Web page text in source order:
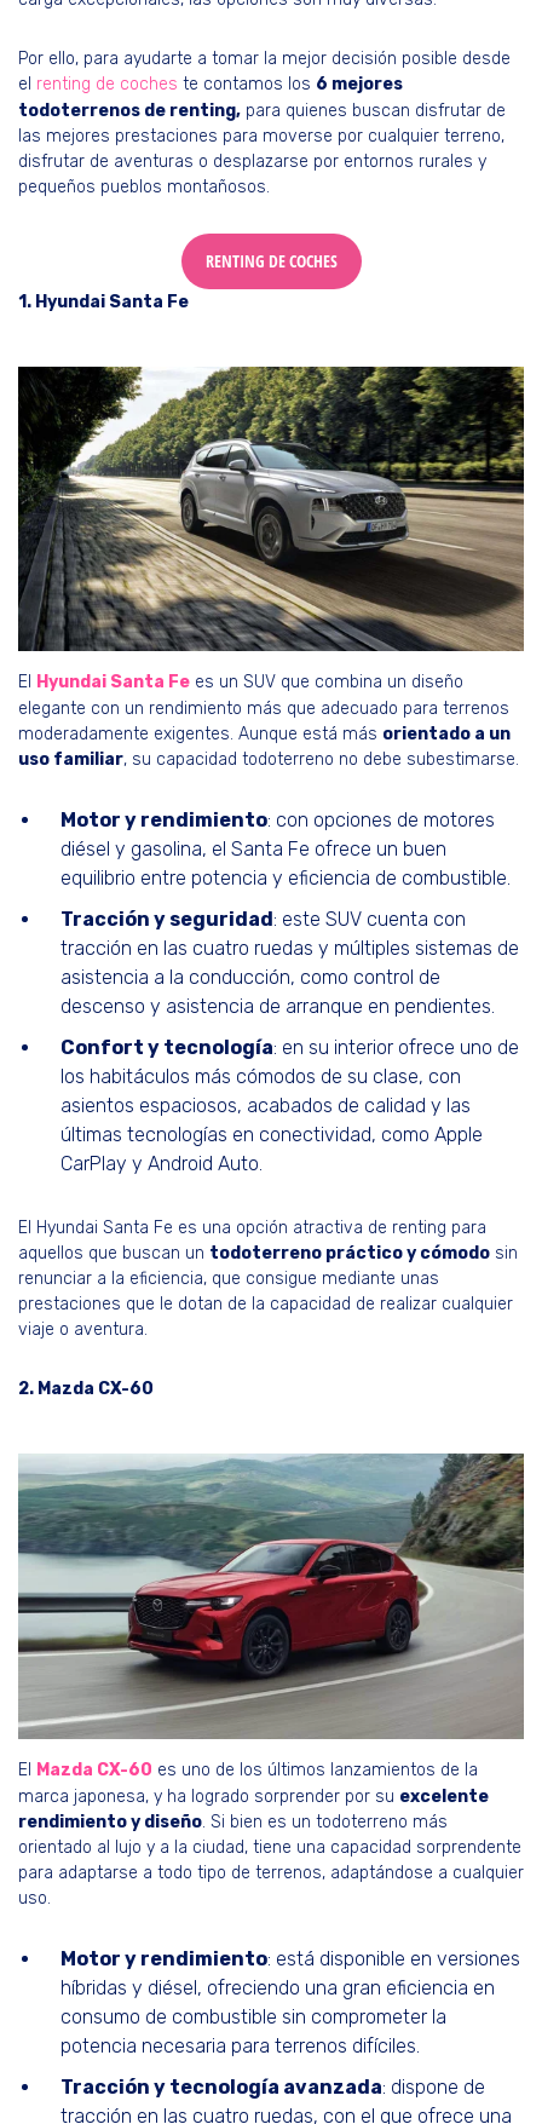
Por ello, para ayudarte a tomar la mejor decisión posible desde
el renting de coches te contamos los 6 mejores
todoterrenos de renting, para quienes buscan disfrutar de
las mejores prestaciones para moverse por cualquier terreno,
disfrutar de aventuras o desplazarse por entornos rurales y
pequeños pueblos montañosos.
RENTING DE COCHES
1. Hyundai Santa Fe
El Hyundai Santa Fe es un SUV que combina un diseño
elegante con un rendimiento más que adecuado para terrenos
moderadamente exigentes. Aunque está más orientado a un
uso familiar, su capacidad todoterreno no debe subestimarse.
Motor y rendimiento: con opciones de motores
diésel y gasolina, el Santa Fe ofrece un buen
equilibrio entre potencia y eficiencia de combustible.
Tracción y seguridad: este SUV cuenta con
tracción en las cuatro ruedas y múltiples sistemas de
asistencia a la conducción, como control de
descenso y asistencia de arranque en pendientes.
Confort y tecnología: en su interior ofrece uno de
los habitáculos más cómodos de su clase, con
asientos espaciosos, acabados de calidad y las
últimas tecnologías en conectividad, como Apple
CarPlay y Android Auto.
El Hyundai Santa Fe es una opción atractiva de renting para
aquellos que buscan un todoterreno práctico y cómodo sin
renunciar a la eficiencia, que consigue mediante unas
prestaciones que le dotan de la capacidad de realizar cualquier
viaje o aventura.
2. Mazda CX-60
El Mazda CX-60 es uno de los últimos lanzamientos de la
marca japonesa, y ha logrado sorprender por su excelente
rendimiento y diseño. Si bien es un todoterreno más
orientado al lujo y a la ciudad, tiene una capacidad sorprendente
para adaptarse a todo tipo de terrenos, adaptándose a cualquier
uso.
Motor y rendimiento: está disponible en versiones
híbridas y diésel, ofreciendo una gran eficiencia en
consumo de combustible sin comprometer la
potencia necesaria para terrenos difíciles.
Tracción y tecnología avanzada: dispone de
tracción en las cuatro ruedas, con el que ofrece una